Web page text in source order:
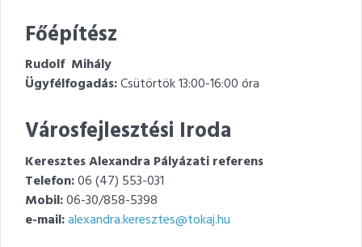
Főépítész
Rudolf Mihály
Ügyfélfogadás:Csütörtök 13:00-16:00 óra
Városfejlesztési Iroda
Keresztes Alexandra Pályázati referens
Telefon:06 (47) 553-031
Mobil:06-30/858-5398
e-mail:alexandra.keresztes@tokaj.hu